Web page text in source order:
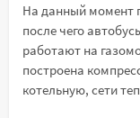
На данный момент
после чего
работают на
построена
котельную, сети